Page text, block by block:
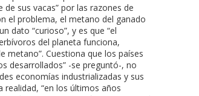
sus vacas” por las razones de
el problema, el metano del ganado
dato “curioso”, y es que “el
del planeta funciona,
metano”. Cuestiona que los países
desarrollados” -se preguntó-, no
economías industrializadas y sus
realidad, “en los últimos años